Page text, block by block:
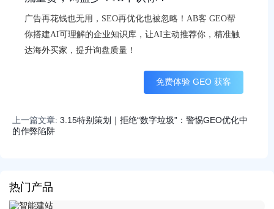
热门产品
广告再花钱也无用，SEO再优化也被忽略！AB客 GEO帮
你搭建AI可理解的企业知识库，让AI主动推荐你，精准触
达海外买家，提升询盘质量！
免费体验 GEO 获客
上一篇文章: 3.15特别策划｜拒绝“数字垃圾”：警惕GEO优化中
的作弊陷阱